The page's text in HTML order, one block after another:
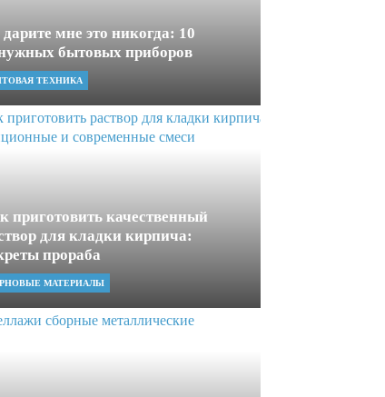
мне это никогда: 10
бытовых приборов
ТЕХНИКА
приготовить качественный
для кладки кирпича:
прораба
МАТЕРИАЛЫ